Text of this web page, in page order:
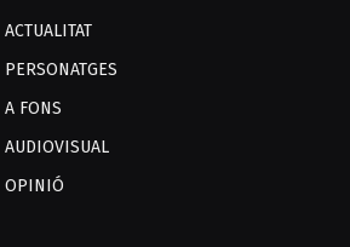
ACTUALITAT
PERSONATGES
A FONS
AUDIOVISUAL
OPINIÓ